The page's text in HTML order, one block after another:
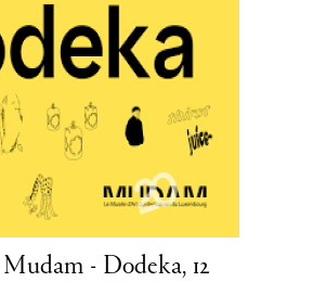
- Dodeka, 12